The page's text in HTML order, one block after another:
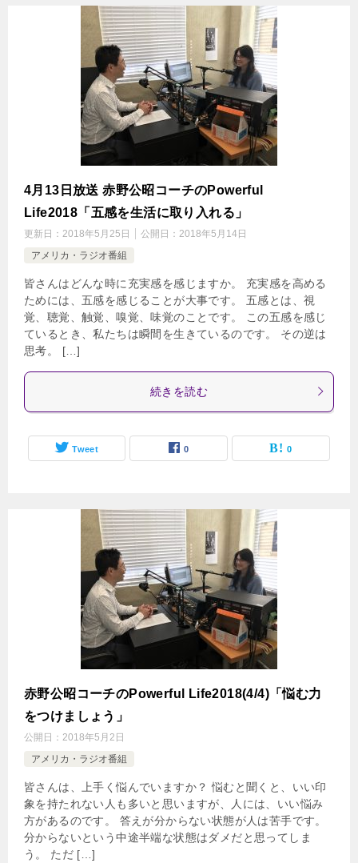
4月13日放送 赤野公昭コーチのPowerful
Life2018「五感を生活に取り入れる」
更新日： 2018年5月25日 公開日： 2018年5月14日
アメリカ・ラジオ番組
皆さんはどんな時に充実感を感じますか。 充実感を高める
ためには、五感を感じることが大事です。 五感とは、視
覚、聴覚、触覚、嗅覚、味覚のことです。 この五感を感じ
ているとき、私たちは瞬間を生きているのです。 その逆は
思考。 […]
続きを読む
Tweet 0 0
赤野公昭コーチのPowerful Life2018(4/4)「悩む力
をつけましょう」
公開日： 2018年5月2日
アメリカ・ラジオ番組
皆さんは、上手く悩んでいますか？ 悩むと聞くと、いい印
象を持たれない人も多いと思いますが、人には、いい悩み
方があるのです。 答えが分からない状態が人は苦手です。
分からないという中途半端な状態はダメだと思ってしま
う。 ただ […]